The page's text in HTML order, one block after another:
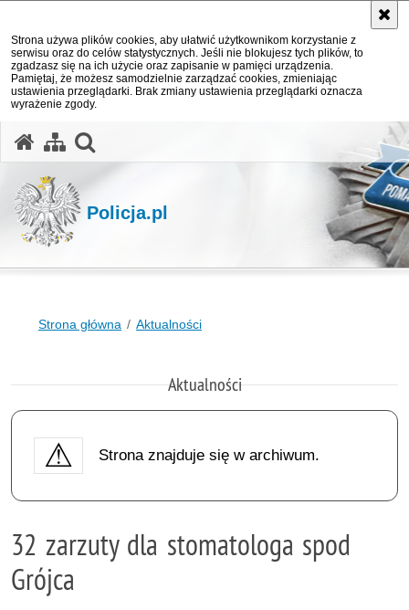
Strona używa plików cookies, aby ułatwić użytkownikom korzystanie z
serwisu oraz do celów statystycznych. Jeśli nie blokujesz tych plików, to
zgadzasz się na ich użycie oraz zapisanie w pamięci urządzenia.
Pamiętaj, że możesz samodzielnie zarządzać cookies, zmieniając
ustawienia przeglądarki. Brak zmiany ustawienia przeglądarki oznacza
wyrażenie zgody.
Policja.pl
Strona główna Aktualności
Aktualności
Strona znajduje się w archiwum.
32 zarzuty dla stomatologa spod
Grójca